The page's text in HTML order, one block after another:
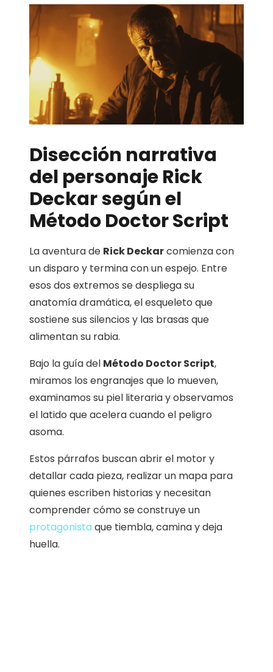
Disección narrativa
del personajeRick
Deckarsegún el
Método Doctor Script
La aventura de Rick Deckarcomienza con
un disparo y termina con un espejo. Entre
esos dos extremos se despliega su
anatomía dramática, el esqueleto que
sostiene sus silencios y las brasas que
alimentan su rabia.
Bajo la guía del Método Doctor Script,
miramos los engranajes que lo mueven,
examinamos su piel literaria y observamos
el latido que acelera cuando el peligro
asoma.
Estos párrafos buscan abrir el motor y
detallar cada pieza, realizar un mapa para
quienes escriben historias y necesitan
comprender cómo se construye un
protagonista que tiembla, camina y deja
huella.